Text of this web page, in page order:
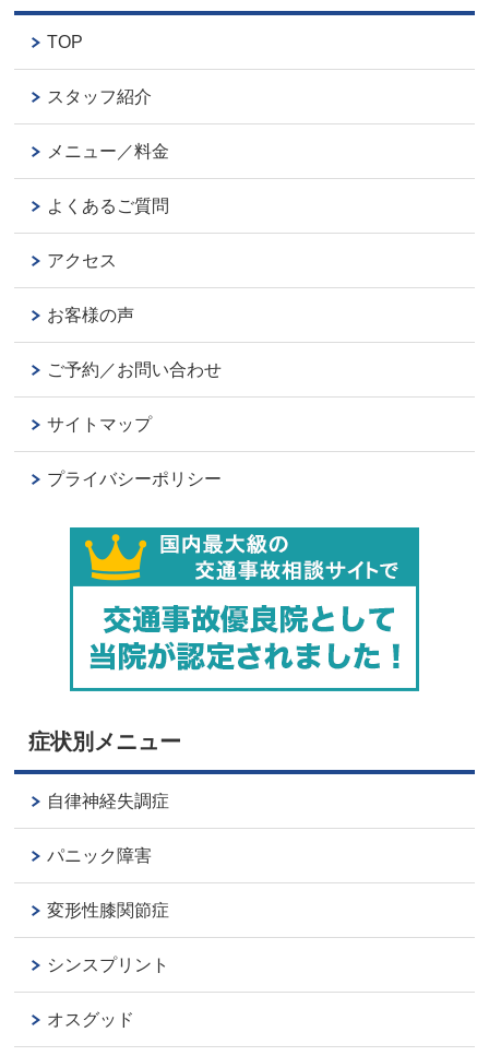
TOP
スタッフ紹介
メニュー／料金
よくあるご質問
アクセス
お客様の声
ご予約／お問い合わせ
サイトマップ
プライバシーポリシー
症状別メニュー
自律神経失調症
パニック障害
変形性膝関節症
シンスプリント
オスグッド